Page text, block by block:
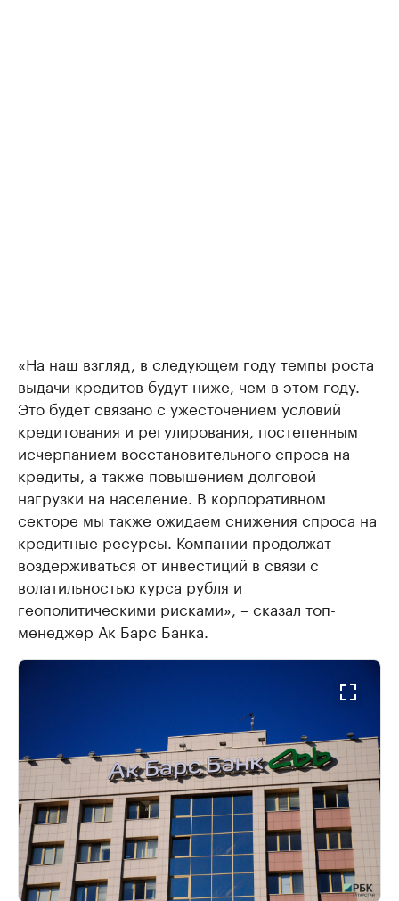
«На наш взгляд, в следующем году темпы роста
выдачи кредитов будут ниже, чем в этом году.
Это будет связано с ужесточением условий
кредитования и регулирования, постепенным
исчерпанием восстановительного спроса на
кредиты, а также повышением долговой
нагрузки на население. В корпоративном
секторе мы также ожидаем снижения спроса на
кредитные ресурсы. Компании продолжат
воздерживаться от инвестиций в связи с
волатильностью курса рубля и
геополитическими рисками», – сказал топ-
менеджер Ак Барс Банка.